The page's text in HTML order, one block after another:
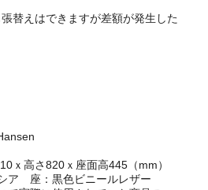
替えはできますが差額が発生した
ｘ高さ820ｘ座面高445（mm）
ア 座：黒色ビニールレザー